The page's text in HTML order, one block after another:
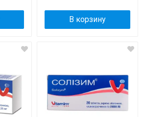
В корзину